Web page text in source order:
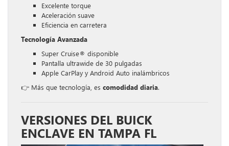
Excelente torque
Aceleración suave
Eficiencia en carretera
Tecnología Avanzada
Super Cruise® disponible
Pantalla ultrawide de 30 pulgadas
Apple CarPlay y Android Auto inalámbricos
👉 Más que tecnología, es comodidad diaria.
VERSIONES DEL BUICK
ENCLAVE EN TAMPA FL